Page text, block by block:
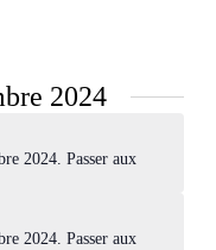
2024
2024. Passer aux
2024. Passer aux